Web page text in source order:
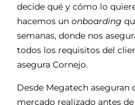
decide qué y cómo lo
hacemos un onboarding
semanas, donde nos
todos los requisitos del
asegura Cornejo.
Desde Megatech aseguran
mercado realizado antes